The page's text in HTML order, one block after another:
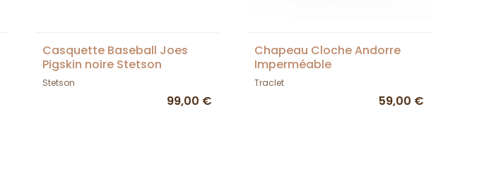
Casquette Baseball Joes
Pigskin noire Stetson
Stetson
99,00 €
Chapeau Cloche Andorre
Imperméable
Traclet
59,00 €